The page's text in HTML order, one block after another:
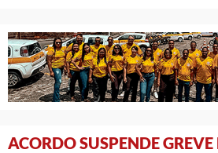
ACORDO SUSPENDE